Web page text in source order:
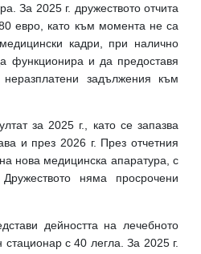
За 2025 г. дружеството отчита
евро, като към момента не са
кадри, при налично
функционира и да предоставя
задължения към
за 2025 г., като се запазва
и през 2026 г. През отчетния
нова медицинска апаратура, с
няма просрочени
дейността на лечебното
с 40 легла. За 2025 г.